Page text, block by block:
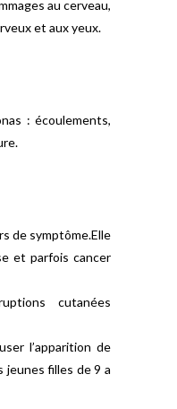
au cerveau,
et aux yeux.
: écoulements,
de symptôme.Elle
et parfois cancer
cutanées
l’apparition de
jeunes filles de 9 a